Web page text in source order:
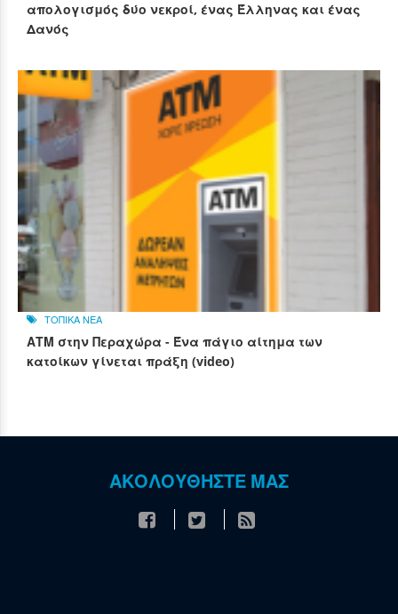
απολογισμός δύο νεκροί, ένας Έλληνας και ένας
Δανός
ΤΟΠΙΚΑ ΝΕΑ
ΑΤΜ στην Περαχώρα - Ένα πάγιο αίτημα των
κατοίκων γίνεται πράξη (video)
ΑΚΟΛΟΥΘΗΣΤΕ ΜΑΣ